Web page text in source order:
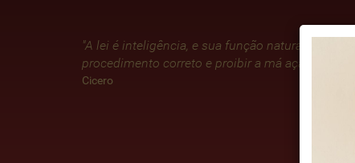
"A lei é inteligência, e sua função natural é impor o
procedimento correto e proibir a má ação."
Cicero